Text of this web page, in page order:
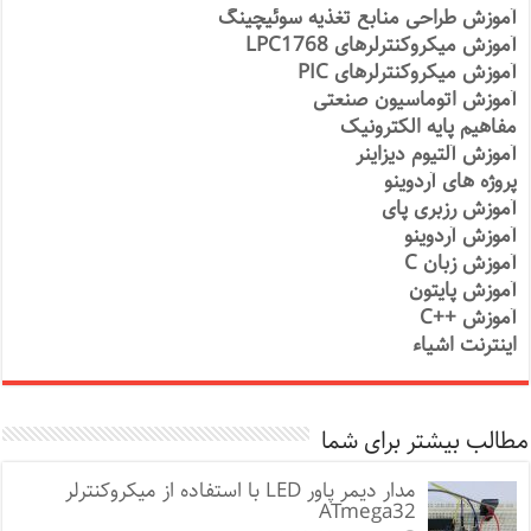
آموزش طراحی منابع تغذیه سوئیچینگ
آموزش میکروکنترلرهای LPC1768
آموزش میکروکنترلرهای PIC
آموزش اتوماسیون صنعتی
مفاهیم پایه الکترونیک
آموزش آلتیوم دیزاینر
پروژه های آردوینو
آموزش رزبری پای
آموزش آردوینو
آموزش زبان C
آموزش پایتون
آموزش ++C
اینترنت اشیاء
مطالب بیشتر برای شما
مدار دیمر پاور LED با استفاده از میکروکنترلر
ATmega32